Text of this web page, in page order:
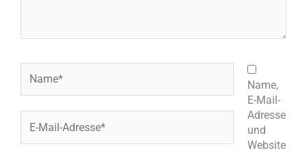
Mail-
Adresse*
Name,
E-Mail-
Adresse
und
Website